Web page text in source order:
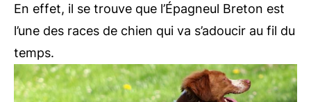
En effet, il se trouve que l’Épagneul Breton est
l’une des races de chien qui va s’adoucir au fil du
temps.